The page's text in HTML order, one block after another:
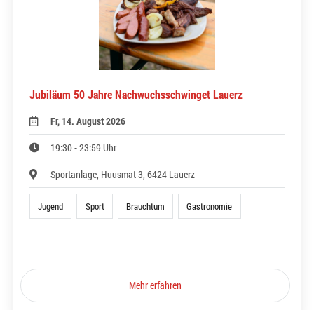
Jubiläum 50 Jahre Nachwuchsschwinget Lauerz
Fr, 14. August 2026
19:30 - 23:59 Uhr
Sportanlage, Huusmat 3, 6424 Lauerz
Jugend Sport Brauchtum Gastronomie
Mehr erfahren